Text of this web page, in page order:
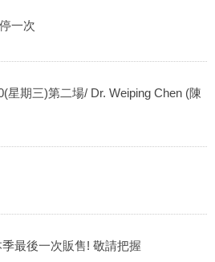
一次
星期三)第二場/ Dr. Weiping Chen (陳
最後一次販售! 敬請把握